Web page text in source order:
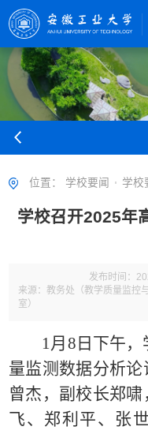
位置： 学校要闻 学校
学校召开2025年
发布时间：
来源：教务处（教学质量监控
室）
1月8日下午
量监测数据分析
曾杰，副校长郑
飞、郑利平、张